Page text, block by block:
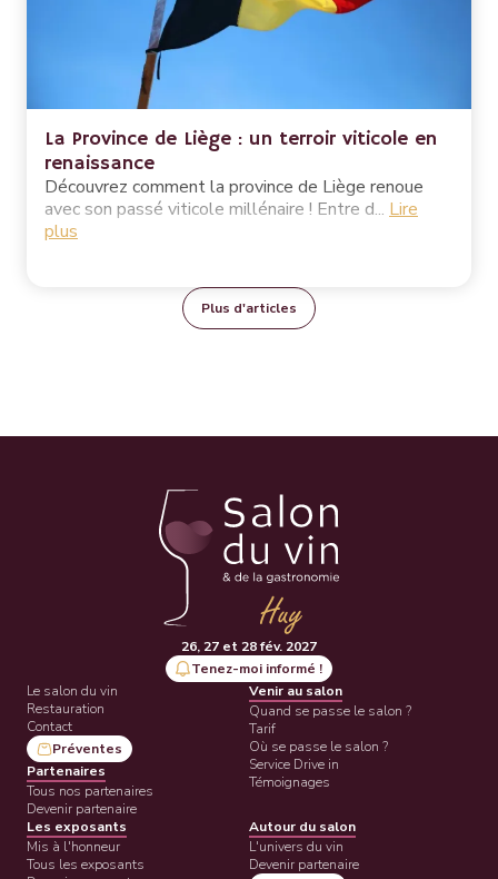
La Province de Liège : un terroir viticole en
renaissance
Découvrez comment la province de Liège renoue
avec son passé viticole millénaire ! Entre d... Lire
plus
Plus d'articles
26, 27 et 28 fév. 2027
Tenez-moi informé !
Le salon du vin
Restauration
Contact
Préventes
Partenaires
Tous nos partenaires
Devenir partenaire
Venir au salon
Quand se passe le salon ?
Tarif
Où se passe le salon ?
Service Drive in
Témoignages
Les exposants
Mis à l'honneur
Tous les exposants
Autour du salon
L'univers du vin
Devenir partenaire